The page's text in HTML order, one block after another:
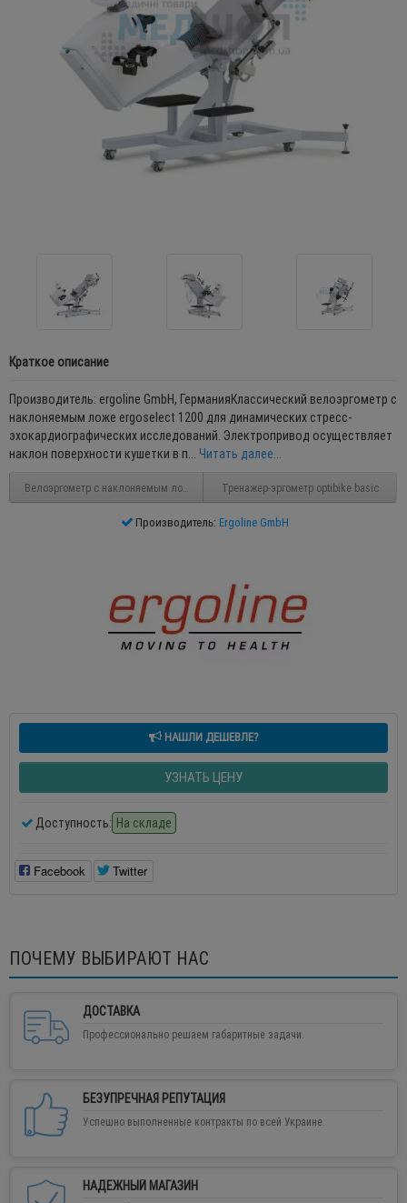
Краткое описание
Производитель: ergoline GmbH, ГерманияКлассический велоэргометр с
наклоняемым ложе ergoselect 1200 для динамических стресс-
эхокардиографических исследований. Электропривод осуществляет
наклон поверхности кушетки в п... Читать далее...
Велоэргометр с наклоняемым ложе ergoselect 12Тренажер-эргометр optibike basic
Производитель: Ergoline GmbH
НАШЛИ ДЕШЕВЛЕ?
УЗНАТЬ ЦЕНУ
Доступность: На складе
Facebook Twitter
ПОЧЕМУ ВЫБИРАЮТ НАС
ДОСТАВКА
Профессионально решаем габаритные задачи.
БЕЗУПРЕЧНАЯ РЕПУТАЦИЯ
Успешно выполненные контракты по всей Украине.
НАДЕЖНЫЙ МАГАЗИН